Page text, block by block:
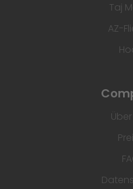
Taj
AZ-